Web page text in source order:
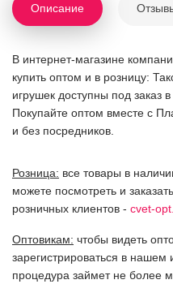
Описание
В интернет-магазине
купить оптом и в розницу:
игрушек доступны под заказ
Покупайте оптом вместе с
и без посредников.
Розница: все товары в
можете посмотреть и
розничных клиентов - cvet-
Оптовикам: чтобы видеть
зарегистрироваться в нашем
процедура займет не более